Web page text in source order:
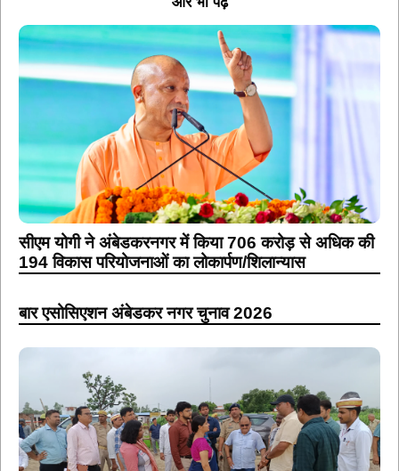
सीएम योगी ने अंबेडकरनगर में किया 706 करोड़ से अधिक की
194 विकास परियोजनाओं का लोकार्पण/शिलान्यास
बार एसोसिएशन अंबेडकर नगर चुनाव 2026